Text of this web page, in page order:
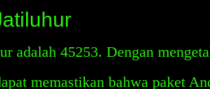
adalah 45253. Dengan
memastikan bahwa paket